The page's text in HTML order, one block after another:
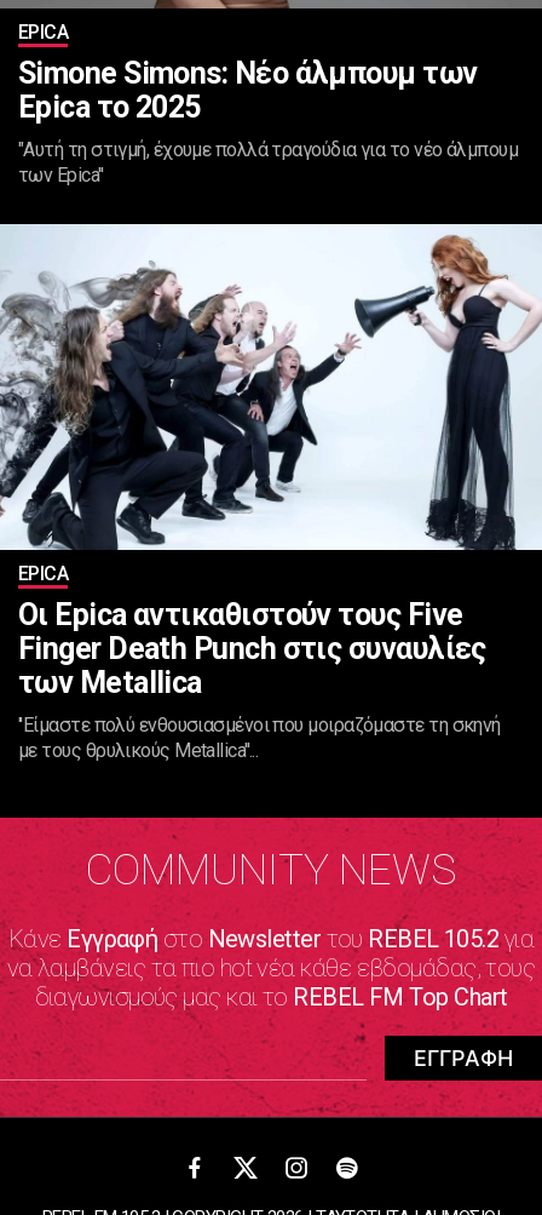
EPICA
Simone Simons: Νέο άλμπουμ των
Epica το 2025
"Αυτή τη στιγμή, έχουμε πολλά τραγούδια για το νέο άλμπουμ
των Epica''
EPICA
Οι Epica αντικαθιστούν τους Five
Finger Death Punch στις συναυλίες
των Metallica
''Είμαστε πολύ ενθουσιασμένοι που μοιραζόμαστε τη σκηνή
με τους θρυλικούς Metallica''...
COMMUNITY NEWS
Κάνε Εγγραφήστο NewsletterτουREBEL 105.2για
να λαμβάνεις τα πιο hot νέα κάθε εβδομάδας, τους
διαγωνισμούς μας και το REBEL FM Top Chart